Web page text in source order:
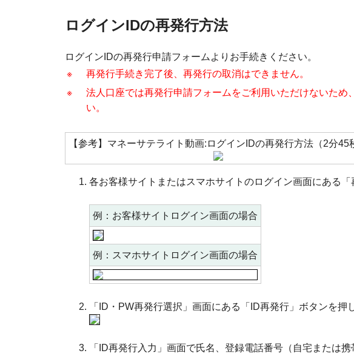
ログインIDの再発行方法
ログインIDの再発行申請フォームよりお手続きください。
※
再発行手続き完了後、再発行の取消はできません。
※
法人口座では再発行申請フォームをご利用いただけないため、
い。
【参考】マネーサテライト動画:ログインIDの再発行方法（2分45
各お客様サイトまたはスマホサイトのログイン画面にある
例：お客様サイトログイン画面の場合
例：スマホサイトログイン画面の場合
「ID・PW再発行選択」画面にある「ID再発行」ボタンを押
「ID再発行入力」画面で氏名、登録電話番号（自宅または